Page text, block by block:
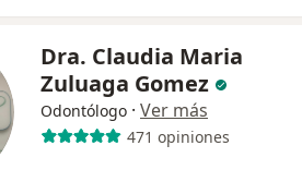
Dra. Claudia Maria
Zuluaga Gomez
Odontólogo · Ver más
471 opiniones